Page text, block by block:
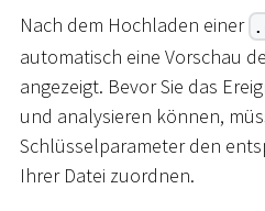
Nach dem Hochladen einer
automatisch eine Vorschau
angezeigt. Bevor Sie das
und analysieren können,
Schlüsselparameter den
Ihrer Datei zuordnen.